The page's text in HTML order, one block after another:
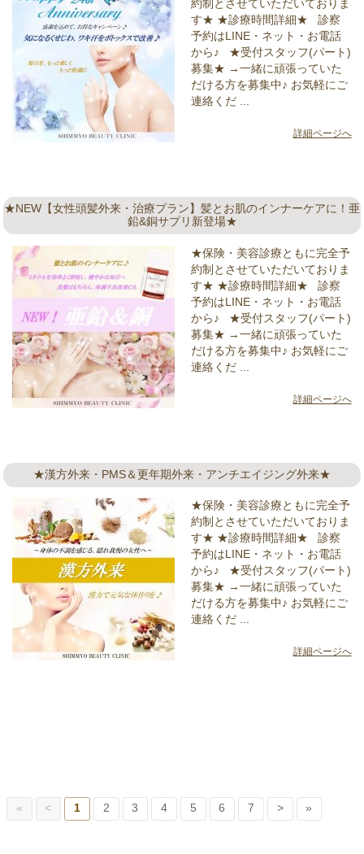
約制とさせていただいておりま
す★ ★診療時間詳細★ 診察
予約はLINE・ネット・お電話
から♪ ★受付スタッフ(パート)
募集★ →一緒に頑張っていた
だける方を募集中♪ お気軽にご
連絡くだ ...
詳細ページへ
★NEW【女性頭髪外来・治療プラン】髪とお肌のインナーケアに！亜
鉛&銅サプリ新登場★
★保険・美容診療ともに完全予
約制とさせていただいておりま
す★ ★診療時間詳細★ 診察
予約はLINE・ネット・お電話
から♪ ★受付スタッフ(パート)
募集★ →一緒に頑張っていた
だける方を募集中♪ お気軽にご
連絡くだ ...
詳細ページへ
★漢方外来・PMS＆更年期外来・アンチエイジング外来★
★保険・美容診療ともに完全予
約制とさせていただいておりま
す★ ★診療時間詳細★ 診察
予約はLINE・ネット・お電話
から♪ ★受付スタッフ(パート)
募集★ →一緒に頑張っていた
だける方を募集中♪ お気軽にご
連絡くだ ...
詳細ページへ
« < 1 2 3 4 5 6 7 > »